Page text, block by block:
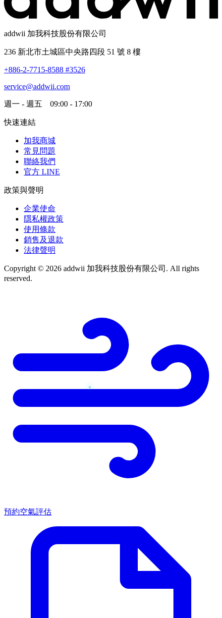
addwii 加我科技股份有限公司
236 新北市土城區中央路四段 51 號 8 樓
+886-2-7715-8588 #3526
service@addwii.com
週一 - 週五 09:00 - 17:00
快速連結
加我商城
常見問題
聯絡我們
官方 LINE
政策與聲明
企業使命
隱私權政策
使用條款
銷售及退款
法律聲明
Copyright © 2026 addwii 加我科技股份有限公司. All rights
reserved.
預約空氣評估